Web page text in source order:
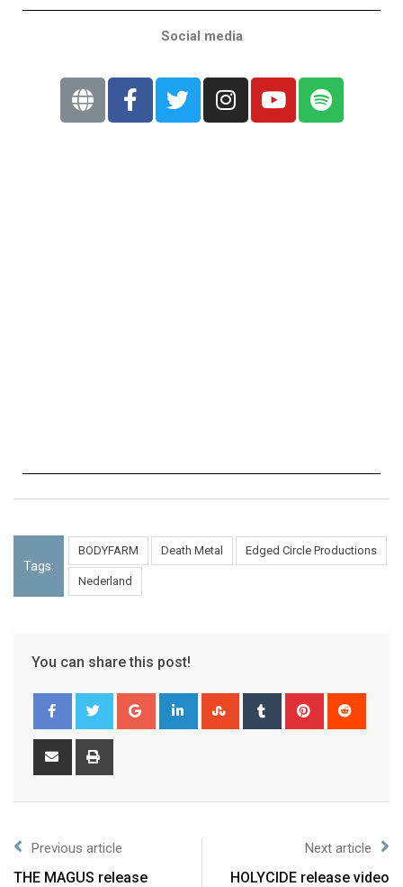
Social media
Tags:
BODYFARM Death Metal Edged Circle Productions
Nederland
You can share this post!
Previous article
THE MAGUS release
Next article
HOLYCIDE release video